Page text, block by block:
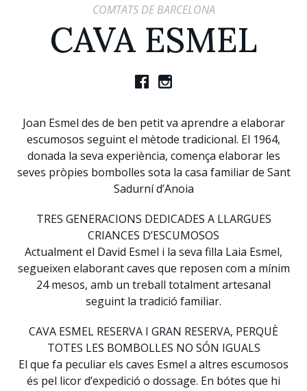
COMTATS DE BARCELONA
CAVA ESMEL
Joan Esmel des de ben petit va aprendre a elaborar
escumosos seguint el mètode tradicional. El 1964,
donada la seva experiència, comença elaborar les
seves pròpies bombolles sota la casa familiar de Sant
Sadurní d’Anoia
TRES GENERACIONS DEDICADES A LLARGUES
CRIANCES D’ESCUMOSOS
Actualment el David Esmel i la seva filla Laia Esmel,
segueixen elaborant caves que reposen com a mínim
24 mesos, amb un treball totalment artesanal
seguint la tradició familiar.
CAVA ESMEL RESERVA I GRAN RESERVA, PERQUÈ
TOTES LES BOMBOLLES NO SÓN IGUALS
El que fa peculiar els caves Esmel a altres escumosos
és pel licor d’expedició o dossage. En bótes que hi